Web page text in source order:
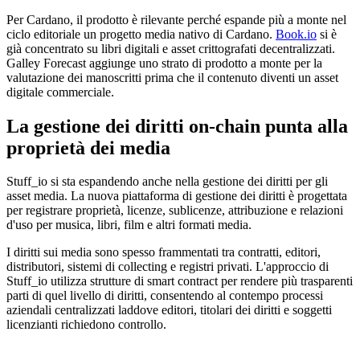
Per Cardano, il prodotto è rilevante perché espande più a monte nel
ciclo editoriale un progetto media nativo di Cardano. Book.io si è
già concentrato su libri digitali e asset crittografati decentralizzati.
Galley Forecast aggiunge uno strato di prodotto a monte per la
valutazione dei manoscritti prima che il contenuto diventi un asset
digitale commerciale.
La gestione dei diritti on-chain punta alla
proprietà dei media
Stuff_io si sta espandendo anche nella gestione dei diritti per gli
asset media. La nuova piattaforma di gestione dei diritti è progettata
per registrare proprietà, licenze, sublicenze, attribuzione e relazioni
d'uso per musica, libri, film e altri formati media.
I diritti sui media sono spesso frammentati tra contratti, editori,
distributori, sistemi di collecting e registri privati. L'approccio di
Stuff_io utilizza strutture di smart contract per rendere più trasparenti
parti di quel livello di diritti, consentendo al contempo processi
aziendali centralizzati laddove editori, titolari dei diritti e soggetti
licenzianti richiedono controllo.